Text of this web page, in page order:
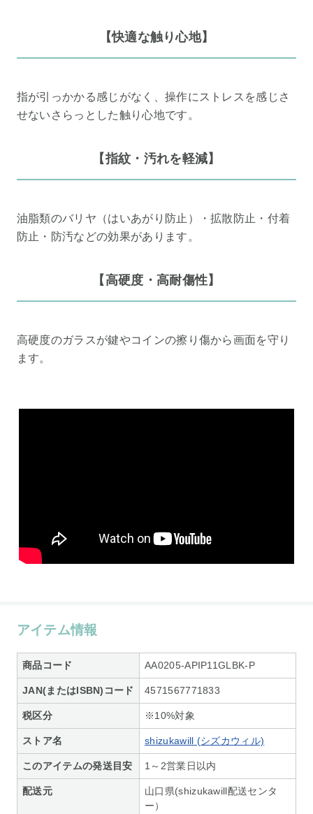
【快適な触り心地】
指が引っかかる感じがなく、操作にストレスを感じさ
せないさらっとした触り心地です。
【指紋・汚れを軽減】
油脂類のバリヤ（はいあがり防止）・拡散防止・付着
防止・防汚などの効果があります。
【高硬度・高耐傷性】
高硬度のガラスが鍵やコインの擦り傷から画面を守り
ます。
アイテム情報
商品コード AA0205-APIP11GLBK-P
JAN(またはISBN)コード 4571567771833
税区分 ※10%対象
ストア名 shizukawill (シズカウィル)
このアイテムの発送目安 1～2営業日以内
配送元
山口県(shizukawill配送センタ
ー）